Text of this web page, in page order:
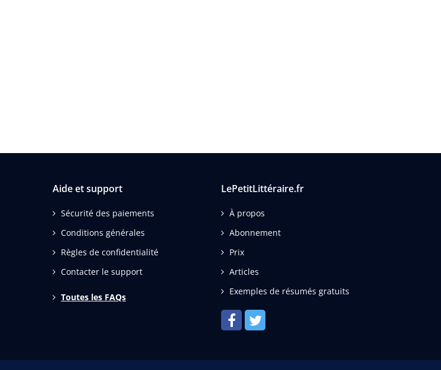
Aide et support
Sécurité des paiements
Conditions générales
Règles de confidentialité
Contacter le support
Toutes les FAQs
LePetitLittéraire.fr
À propos
Abonnement
Prix
Articles
Exemples de résumés gratuits